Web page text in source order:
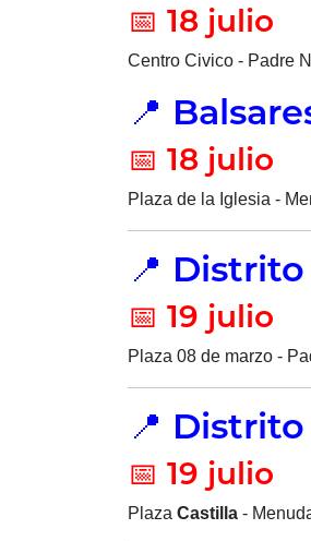
📅 18 julio
Centro Civico - Padre
📍
📅 18 julio
Plaza de la Iglesia -
📍
📅 19 julio
Plaza 08 de marzo -
📍
📅 19 julio
Plaza Castilla -